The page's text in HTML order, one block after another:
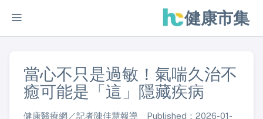
健康市集
當心不只是過敏！氣喘久治不
癒可能是「這」隱藏疾病
健康醫療網／記者陳佳慧報導 Published：2026-01-